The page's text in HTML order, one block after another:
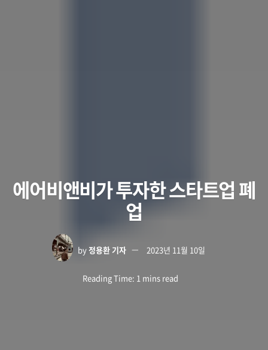
에어비앤비가 투자한 스타트업 폐
업
by정용환 기자 2023년 11월 10일
Reading Time: 1 mins read